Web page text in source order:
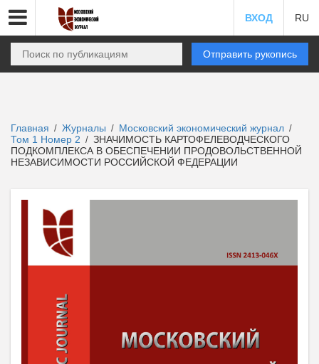
ВХОД RU
Отправить рукопись
Главная / Журналы / Московский экономический журнал /
Том 1 Номер 2 / ЗНАЧИМОСТЬ КАРТОФЕЛЕВОДЧЕСКОГО
ПОДКОМПЛЕКСА В ОБЕСПЕЧЕНИИ ПРОДОВОЛЬСТВЕННОЙ
НЕЗАВИСИМОСТИ РОССИЙСКОЙ ФЕДЕРАЦИИ